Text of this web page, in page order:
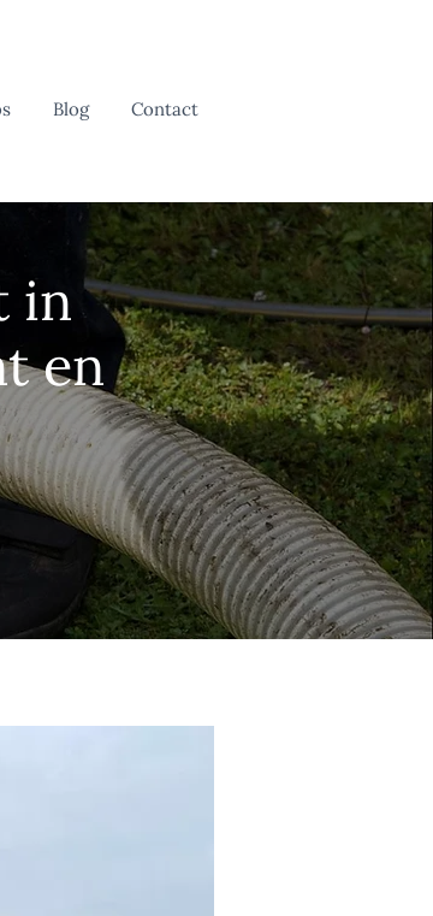
Blog Contact
in
en